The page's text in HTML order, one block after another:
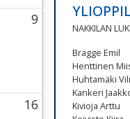
9
August 2026 Thursday
16
NAKKILAN
Bragge Emil
Henttinen
Huhtamäki
Kankeri
Kivioja Arttu